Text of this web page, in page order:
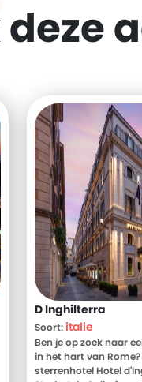
D Inghilterra
Soort:italie
Ben je op zoek naar
in het hart van
sterrenhotel Hotel